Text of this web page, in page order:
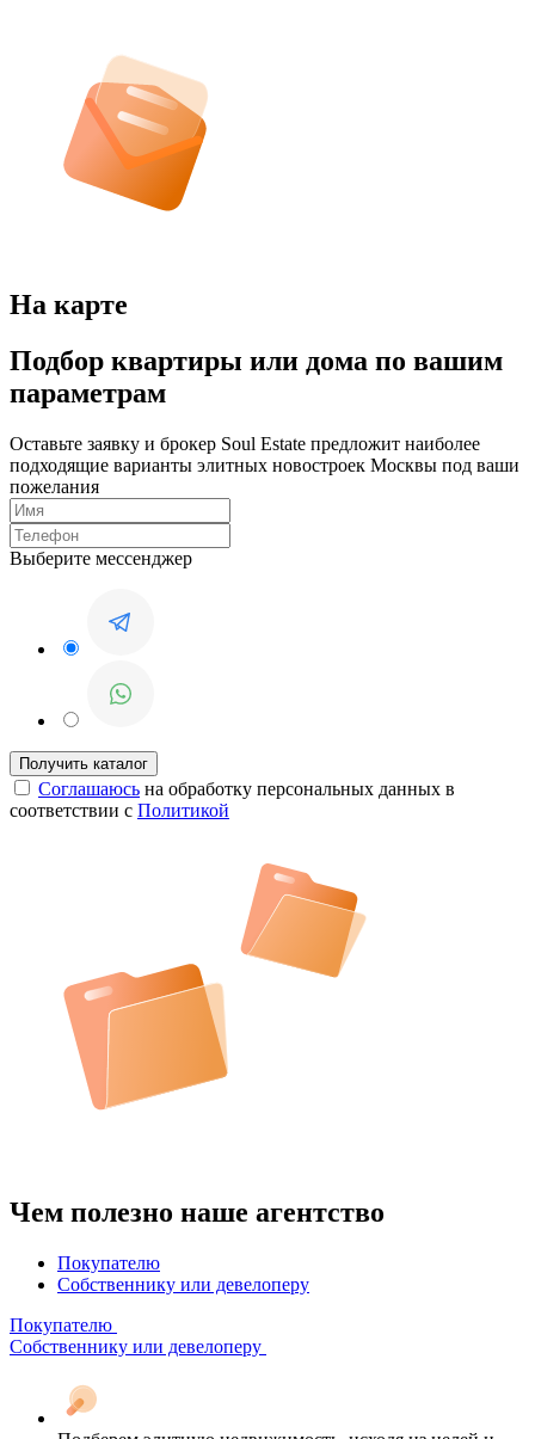
На карте
Подбор квартиры или дома по вашим
параметрам
Оставьте заявку и брокер Soul Estate предложит наиболее
подходящие варианты элитных новостроек Москвы под ваши
пожелания
Выберите мессенджер
Соглашаюсь на обработку персональных данных в
соответствии с Политикой
Чем полезно наше агентство
Покупателю
Собственнику или девелоперу
Покупателю
Собственнику или девелоперу